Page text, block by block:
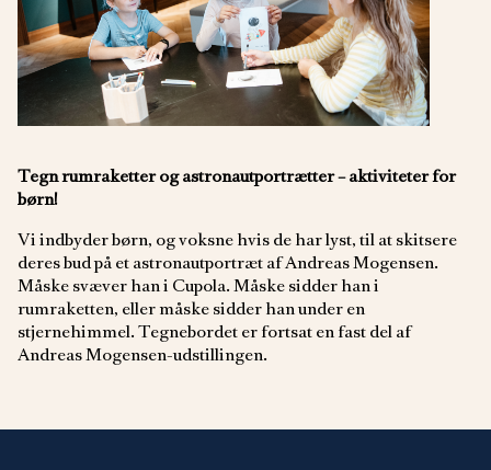
Tegn rumraketter og astronautportrætter – aktiviteter for
børn!
Vi indbyder børn, og voksne hvis de har lyst, til at skitsere
deres bud på et astronautportræt af Andreas Mogensen.
Måske svæver han i Cupola. Måske sidder han i
rumraketten, eller måske sidder han under en
stjernehimmel. Tegnebordet er fortsat en fast del af
Andreas Mogensen-udstillingen.